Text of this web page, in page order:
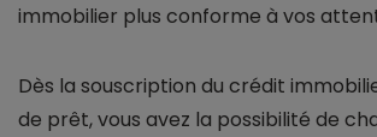
immobilier plus conforme à vos
Dès la souscription du crédit
de prêt, vous avez la possibilité de